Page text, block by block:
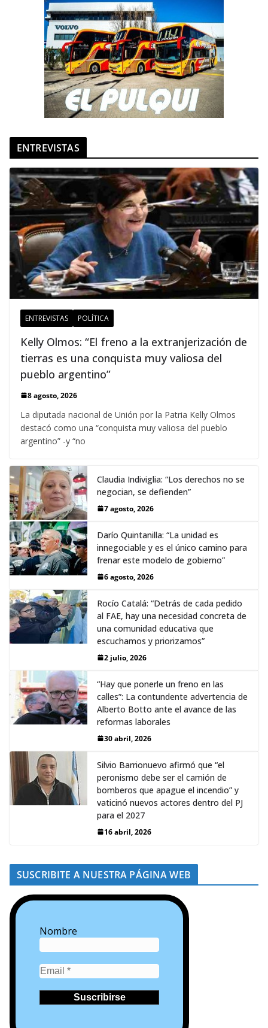
ENTREVISTAS
ENTREVISTAS POLÍTICA
Kelly Olmos: “El freno a la extranjerización de
tierras es una conquista muy valiosa del
pueblo argentino”
8 agosto, 2026
La diputada nacional de Unión por la Patria Kelly Olmos
destacó como una “conquista muy valiosa del pueblo
argentino” -y “no
Claudia Indiviglia: “Los derechos no se
negocian, se defienden”
7 agosto, 2026
Darío Quintanilla: “La unidad es
innegociable y es el único camino para
frenar este modelo de gobierno”
6 agosto, 2026
Rocío Catalá: “Detrás de cada pedido
al FAE, hay una necesidad concreta de
una comunidad educativa que
escuchamos y priorizamos”
2 julio, 2026
“Hay que ponerle un freno en las
calles”: La contundente advertencia de
Alberto Botto ante el avance de las
reformas laborales
30 abril, 2026
Silvio Barrionuevo afirmó que “el
peronismo debe ser el camión de
bomberos que apague el incendio” y
vaticinó nuevos actores dentro del PJ
para el 2027
16 abril, 2026
SUSCRIBITE A NUESTRA PÁGINA WEB
Nombre